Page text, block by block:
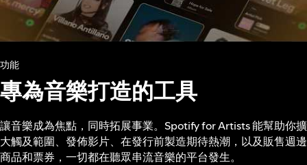
功能
專為音樂打造的工具
讓音樂成為焦點，同時拓展事業。Spotify for Artists 能幫助你擴
大觸及範圍、發佈影片、在發行前製造期待熱潮，以及販售週邊
商品和票券，一切都在聽眾串流音樂的平台發生。